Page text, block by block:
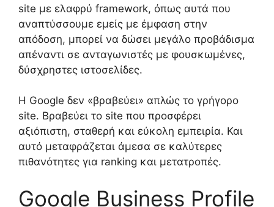
site με ελαφρύ framework, όπως αυτά που
αναπτύσσουμε εμείς με έμφαση στην
απόδοση, μπορεί να δώσει μεγάλο προβάδισμα
απέναντι σε ανταγωνιστές με φουσκωμένες,
δύσχρηστες ιστοσελίδες.
Η Google δεν «βραβεύει» απλώς το γρήγορο
site. Βραβεύει το site που προσφέρει
αξιόπιστη, σταθερή και εύκολη εμπειρία. Και
αυτό μεταφράζεται άμεσα σε καλύτερες
πιθανότητες για ranking και μετατροπές.
Google Business Profile